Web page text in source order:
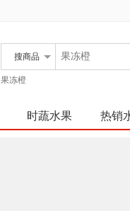
搜商品
果冻橙
时蔬水果 热销